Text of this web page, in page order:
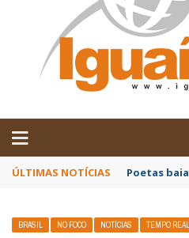
ÚLTIMAS NOTÍCIAS Poetas
BRASIL NO FOCO NOTÍCIAS TEMPO REAL